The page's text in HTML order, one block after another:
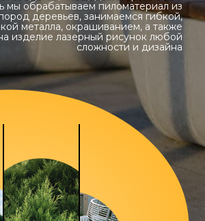
мы обрабатываем пиломатериал из
деревьев, занимаемся гибкой,
металла, окрашиванием, а также
изделие лазерный рисунок любой
сложности и дизайна